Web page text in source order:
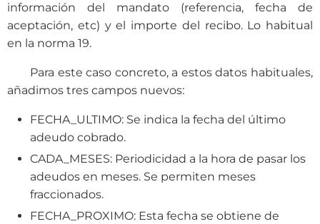
información del mandato (referencia, fecha de
aceptación, etc) y el importe del recibo. Lo habitual
en la norma 19.
Para este caso concreto, a estos datos habituales,
añadimos tres campos nuevos:
FECHA_ULTIMO: Se indica la fecha del último
adeudo cobrado.
CADA_MESES: Periodicidad a la hora de pasar los
adeudos en meses. Se permiten meses
fraccionados.
FECHA_PROXIMO: Esta fecha se obtiene de